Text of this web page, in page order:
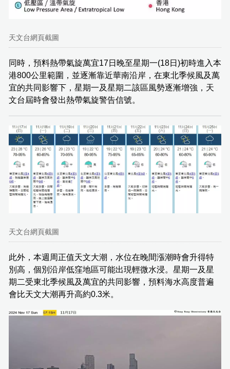
天文台網頁截圖
同時，預料熱帶氣旋萬宜17日晚至星期一(18日)初時進入本
港800公里範圍，並逐漸靠近華南沿岸，在東北季候風及萬
宜的共同影響下，星期一及星期二該區風勢逐漸增強，天
文台屆時會發出熱帶氣旋警告信號。
天文台網頁截圖
此外，本週周正值天文大潮，水位在晚間漲潮時會升得特
別高，個別沿岸低窪地區可能出現輕微水浸。星期一及星
期二受東北季候風及萬宜的共同影響，預料海水高度普遍
會比天文大潮再升高約0.3米。